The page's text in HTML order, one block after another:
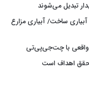
تبدیل می‌شوند
ساخت/ آبیاری مزارع
واقعی با چت‌جی‌پی‌تی
اهداف است